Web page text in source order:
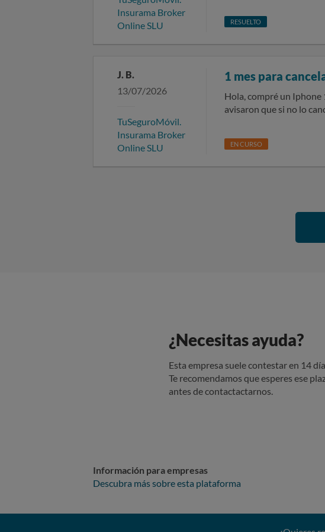
Insurama Broker
Online SLU
RESUELTO
J. B.
13/07/2026
TuSeguroMóvil.
Insurama Broker
Online SLU
1 mes para
Hola, compré un Iphone
avisaron que si no lo
EN CURSO
¿Necesitas ayuda?
Esta empresa suele contestar en 14
Te recomendamos que esperes ese
antes de contactactarnos.
Información para empresas
Descubra más sobre esta plataforma